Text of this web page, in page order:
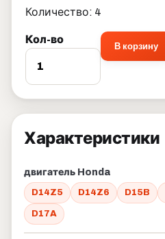
Количество: 4
Кол-во
В корзину
Характеристики
двигатель Honda
D14Z5 D14Z6 D15B
D17A